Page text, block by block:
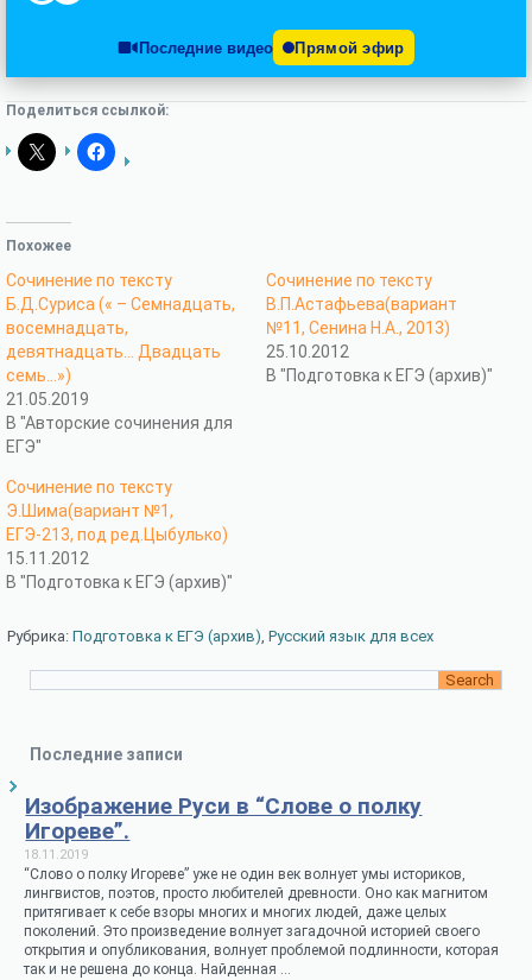
Последние видео Прямой эфир
Поделиться ссылкой:
Похожее
Сочинение по тексту
Б.Д.Суриса (« – Семнадцать,
восемнадцать,
девятнадцать… Двадцать
семь…»)
21.05.2019
В "Авторские сочинения для
ЕГЭ"
Сочинение по тексту
В.П.Астафьева(вариант
№11, Сенина Н.А., 2013)
25.10.2012
В "Подготовка к ЕГЭ (архив)"
Сочинение по тексту
Э.Шима(вариант №1,
ЕГЭ-213, под ред.Цыбулько)
15.11.2012
В "Подготовка к ЕГЭ (архив)"
Рубрика: Подготовка к ЕГЭ (архив),Русский язык для всех
Последние записи
Изображение Руси в “Слове о полку
Игореве”.
18.11.2019
“Слово о полку Игореве” уже не один век волнует умы историков,
лингвистов, поэтов, просто любителей древности. Оно как магнитом
притягивает к себе взоры многих и многих людей, даже целых
поколений. Это произведение волнует загадочной историей своего
открытия и опубликования, волнует проблемой подлинности, которая
так и не решена до конца. Найденная …